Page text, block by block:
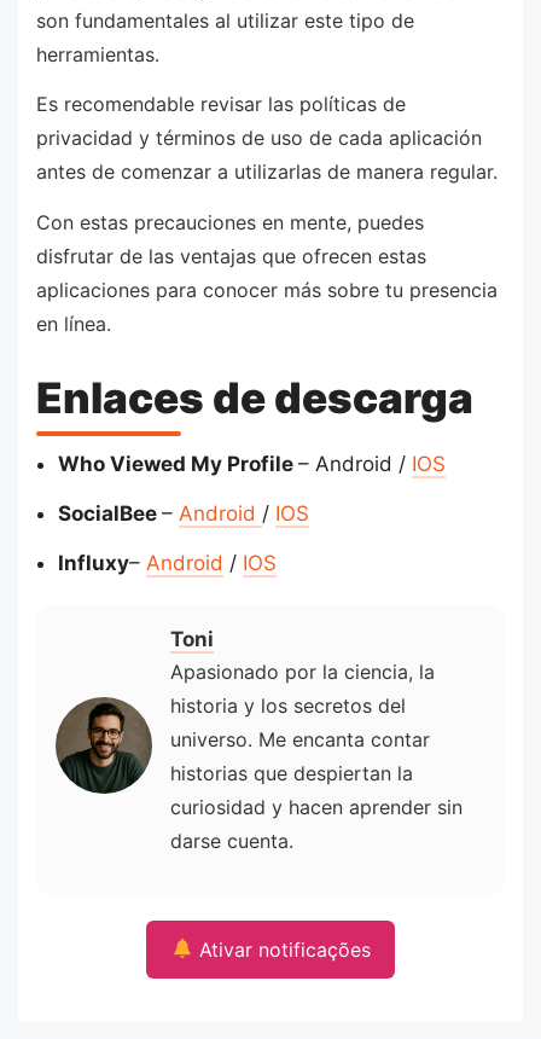
son fundamentales al utilizar este tipo de
herramientas.
Es recomendable revisar las políticas de
privacidad y términos de uso de cada aplicación
antes de comenzar a utilizarlas de manera regular.
Con estas precauciones en mente, puedes
disfrutar de las ventajas que ofrecen estas
aplicaciones para conocer más sobre tu presencia
en línea.
Enlaces de descarga
Who Viewed My Profile – Android / IOS
SocialBee – Android / IOS
Influxy– Android / IOS
Toni
Apasionado por la ciencia, la
historia y los secretos del
universo. Me encanta contar
historias que despiertan la
curiosidad y hacen aprender sin
darse cuenta.
Ativar notificações